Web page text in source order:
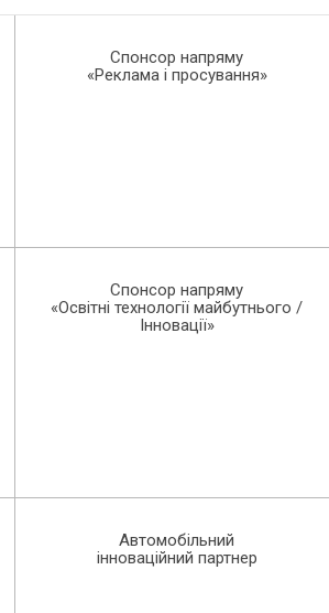
Спонсор напряму
«Реклама і просування»
Спонсор напряму
«Освітні технології майбутнього /
Інновації»
Автомобільний
інноваційний партнер